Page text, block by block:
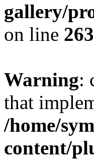
gallery/
on line 263
Warning:
that
/home/
content/